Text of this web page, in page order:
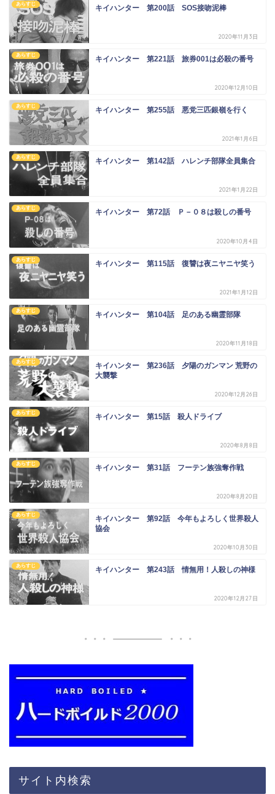
あらすじ キイハンター 第200話 SOS接吻泥棒
2020年11月3日
あらすじ キイハンター 第221話 旅券001は必殺の番号
2020年12月10日
あらすじ キイハンター 第255話 悪党三匹銀嶺を行く
2021年1月6日
あらすじ キイハンター 第142話 ハレンチ部隊全員集合
2021年1月22日
あらすじ キイハンター 第72話 Ｐ－０８は殺しの番号
2020年10月4日
あらすじ キイハンター 第115話 復讐は夜ニヤニヤ笑う
2021年1月12日
あらすじ キイハンター 第104話 足のある幽霊部隊
2020年11月18日
あらすじ
キイハンター 第236話 夕陽のガンマン 荒野の
大襲撃
2020年12月26日
あらすじ キイハンター 第15話 殺人ドライブ
2020年8月8日
あらすじ キイハンター 第31話 フーテン族強奪作戦
2020年8月20日
あらすじ
キイハンター 第92話 今年もよろしく世界殺人
協会
2020年10月30日
あらすじ キイハンター 第243話 情無用！人殺しの神様
2020年12月27日
サイト内検索